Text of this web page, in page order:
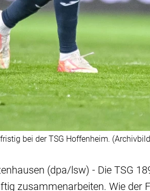
bei der TSG Hoffenheim.
(dpa/lsw) - Die TSG
zusammenarbeiten. Wie der